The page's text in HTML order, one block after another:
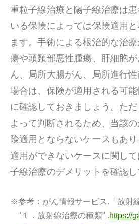
重粒子線治療と陽子線治療は
いる保険によっては保険適用
ます。手術による根治的な治
瘍や頭頸部悪性腫瘍、肝細胞
ん、局所大腸がん、局所進行
場合は、保険が適用される可
に確認しておきましょう。た
よって判断されるため、当該
険適用とならないケースもあ
適用ができないケースに関し
子線治療のデメリットを確認し
※参考： がん情報サービス.「放射
"１．放射線治療の種類" .https://